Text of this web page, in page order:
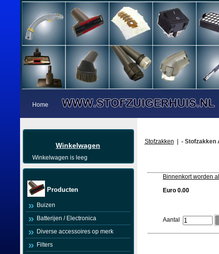
Home
Winkelwagen
Winkelwagen is leeg
Producten
Buizen
Batterijen / Electronica
Diverse accessoires op merk
Filters
Stofzakken - Stofzakken
Binnenkort worden
Euro 0.00
Aantal